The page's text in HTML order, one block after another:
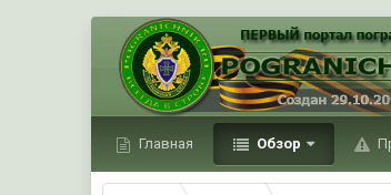
Главная Обзор